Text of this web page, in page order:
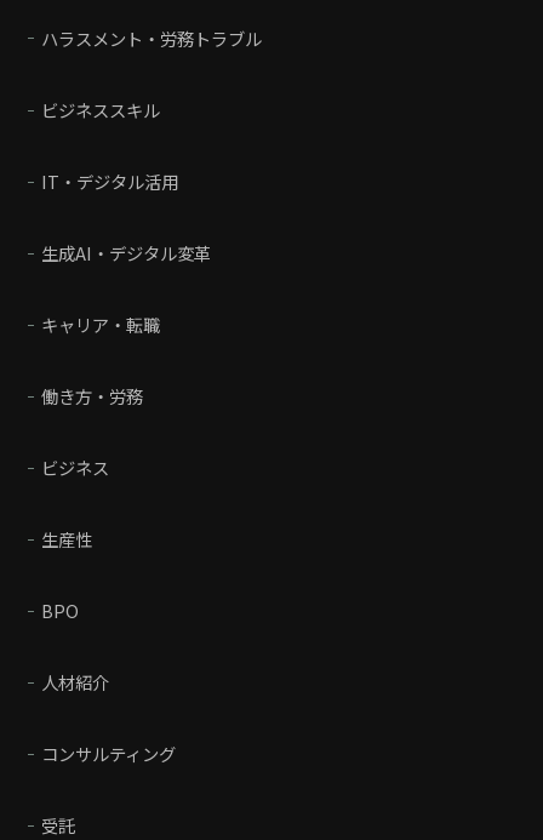
ハラスメント・労務トラブル
ビジネススキル
IT・デジタル活用
生成AI・デジタル変革
キャリア・転職
働き方・労務
ビジネス
生産性
BPO
人材紹介
コンサルティング
受託